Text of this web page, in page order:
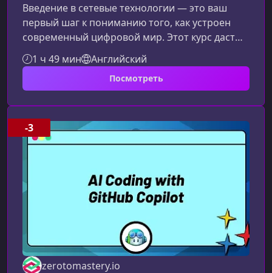
Введение в сетевые технологии — это ваш
первый шаг к пониманию того, как устроен
современный цифровой мир. Этот курс даст
прочную базу для тех, кто только начинает
знакомство с сетями и хочет разобраться, как
данные путешествуют от устройства к
устройству.Что вы узнаете в рамках
курсаОбучение охватывает ключевые понятия,
необходимые для понимания принципов
работы компьютерных сетей и интернета.
1 ч 49 мин Английский
Посмотреть
zerotomastery.io
-3